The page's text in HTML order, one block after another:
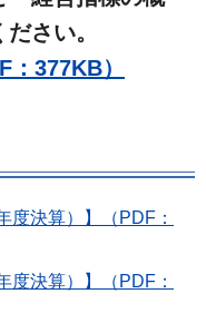
さい。
377KB）
度決算）】（PDF：
度決算）】（PDF：